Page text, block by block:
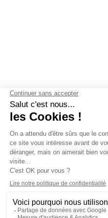
Contactez-nous-